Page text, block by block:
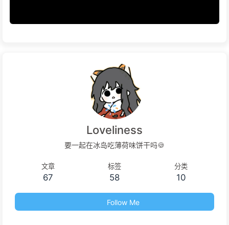
Loveliness
要一起在冰岛吃薄荷味饼干吗🍪
文章
67
标签
58
分类
10
Follow Me